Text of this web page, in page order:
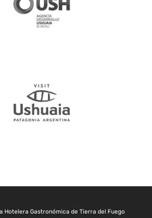
Hotelera Gastronómica de Tierra del Fuego